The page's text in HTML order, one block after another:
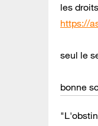
les
https://
seul le
bonne